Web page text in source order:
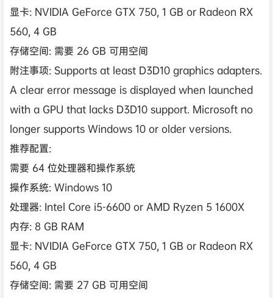
显卡: NVIDIA GeForce GTX 750, 1 GB or Radeon RX
560, 4 GB
存储空间: 需要 26 GB 可用空间
附注事项: Supports at least D3D10 graphics adapters.
A clear error message is displayed when launched
with a GPU that lacks D3D10 support. Microsoft no
longer supports Windows 10 or older versions.
推荐配置:
需要 64 位处理器和操作系统
操作系统: Windows 10
处理器: Intel Core i5-6600 or AMD Ryzen 5 1600X
内存: 8 GB RAM
显卡: NVIDIA GeForce GTX 750, 1 GB or Radeon RX
560, 4 GB
存储空间: 需要 27 GB 可用空间